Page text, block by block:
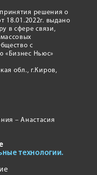
решения о
18.01.2022г. выдано
в сфере связи,
с
«Бизнес Ньюс»
обл., г.Киров,
– Анастасия
технологии.